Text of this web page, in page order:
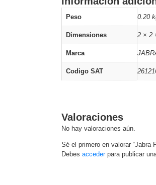
Software
EPCOM
Accesorios
Accesorios
Peso 0.20
Dimensiones 2 × 2
Marca
Codigo SAT
Valoraciones
No hay valoraciones aún.
Sé el primero en valorar “Jabra
Debes accederpara publicar